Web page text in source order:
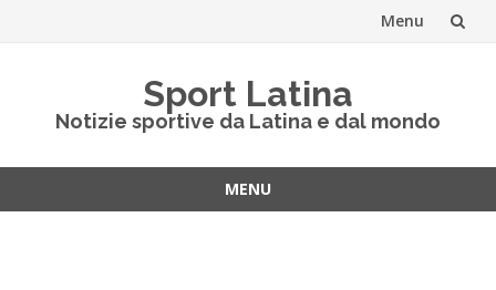
Menu
Sport Latina
Notizie sportive da Latina e dal mondo
MENU